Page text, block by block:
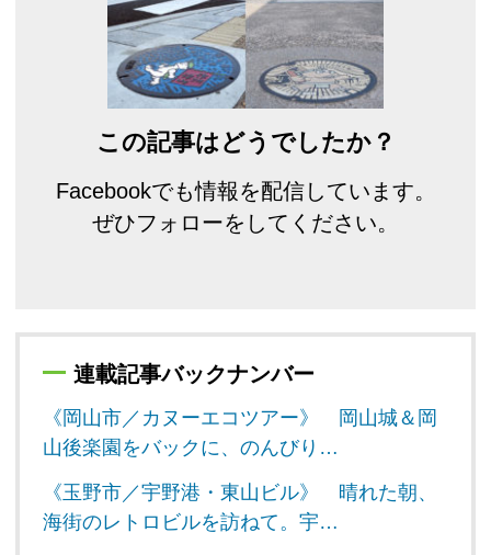
この記事はどうでしたか？
Facebookでも情報を配信しています。
ぜひフォローをしてください。
連載記事バックナンバー
《岡山市／カヌーエコツアー》 岡山城＆岡
山後楽園をバックに、のんびり…
《玉野市／宇野港・東山ビル》 晴れた朝、
海街のレトロビルを訪ねて。宇…